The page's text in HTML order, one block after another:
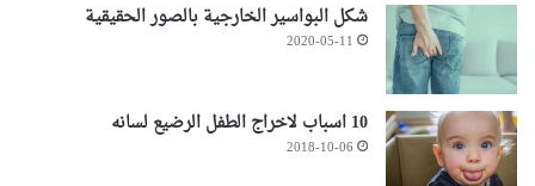
شكل البواسير الخارجية بالصور الحقيقية
2020-05-11
10 اسباب لاخراج الطفل الرضيع لسانه
2018-10-06